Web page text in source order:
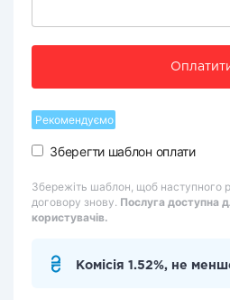
Рекомендуємо
Зберегти шаблон оплати
Збережіть шаблон, щоб наступного
договору знову. Послуга доступна
користувачів.
Комісія 1.52%, не